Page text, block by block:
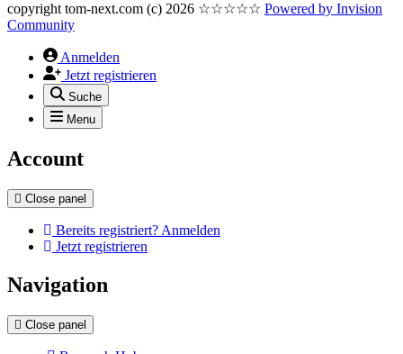
copyright tom-next.com (c) 2026 ☆☆☆☆☆ Powered by Invision
Community
Anmelden
Jetzt registrieren
Suche
Menu
Account
Close panel
Bereits registriert? Anmelden
Jetzt registrieren
Navigation
Close panel